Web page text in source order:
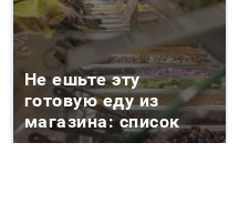
Не ешьте эту
готовую еду из
магазина: список